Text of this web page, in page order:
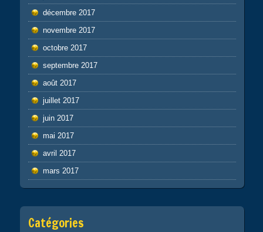
décembre 2017
novembre 2017
octobre 2017
septembre 2017
août 2017
juillet 2017
juin 2017
mai 2017
avril 2017
mars 2017
Catégories